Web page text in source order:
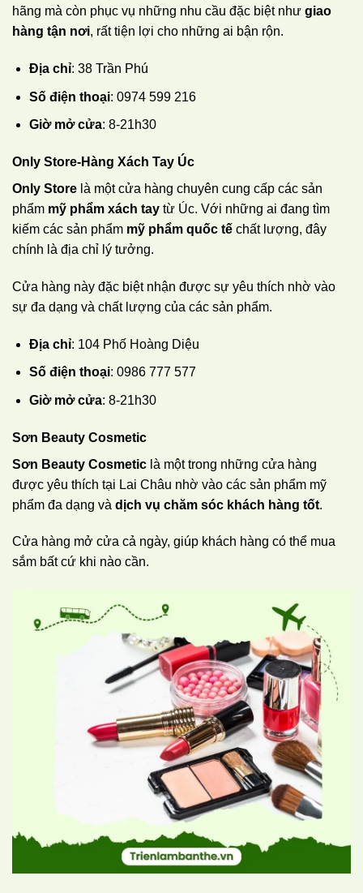
hãng mà còn phục vụ những nhu cầu đặc biệt như giao
hàng tận nơi, rất tiện lợi cho những ai bận rộn.
Địa chỉ: 38 Trần Phú
Số điện thoại: 0974 599 216
Giờ mở cửa: 8-21h30
Only Store-Hàng Xách Tay Úc
Only Store là một cửa hàng chuyên cung cấp các sản
phẩm mỹ phẩm xách tay từ Úc. Với những ai đang tìm
kiếm các sản phẩm mỹ phẩm quốc tế chất lượng, đây
chính là địa chỉ lý tưởng.
Cửa hàng này đặc biệt nhận được sự yêu thích nhờ vào
sự đa dạng và chất lượng của các sản phẩm.
Địa chỉ: 104 Phố Hoàng Diệu
Số điện thoại: 0986 777 577
Giờ mở cửa: 8-21h30
Sơn Beauty Cosmetic
Sơn Beauty Cosmetic là một trong những cửa hàng
được yêu thích tại Lai Châu nhờ vào các sản phẩm mỹ
phẩm đa dạng và dịch vụ chăm sóc khách hàng tốt.
Cửa hàng mở cửa cả ngày, giúp khách hàng có thể mua
sắm bất cứ khi nào cần.